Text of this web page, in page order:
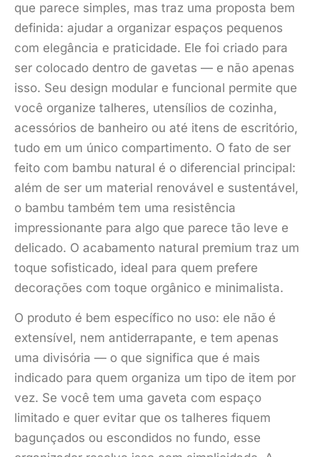
que parece simples, mas traz uma proposta bem
definida: ajudar a organizar espaços pequenos
com elegância e praticidade. Ele foi criado para
ser colocado dentro de gavetas — e não apenas
isso. Seu design modular e funcional permite que
você organize talheres, utensílios de cozinha,
acessórios de banheiro ou até itens de escritório,
tudo em um único compartimento. O fato de ser
feito com bambu natural é o diferencial principal:
além de ser um material renovável e sustentável,
o bambu também tem uma resistência
impressionante para algo que parece tão leve e
delicado. O acabamento natural premium traz um
toque sofisticado, ideal para quem prefere
decorações com toque orgânico e minimalista.
O produto é bem específico no uso: ele não é
extensível, nem antiderrapante, e tem apenas
uma divisória — o que significa que é mais
indicado para quem organiza um tipo de item por
vez. Se você tem uma gaveta com espaço
limitado e quer evitar que os talheres fiquem
bagunçados ou escondidos no fundo, esse